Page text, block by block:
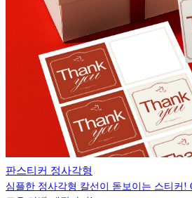
판스티커 정사각형
심플한 정사각형 칼선이 돋보이는 스티커!